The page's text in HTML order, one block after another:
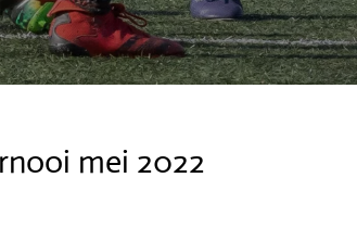
mei 2022